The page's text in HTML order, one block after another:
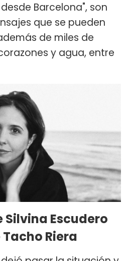
Barcelona", son
que se pueden
de miles de
y agua, entre
Silvina Escudero
Riera